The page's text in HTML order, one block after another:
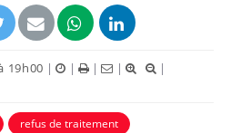
19h00 | | | |
|
refus de traitement